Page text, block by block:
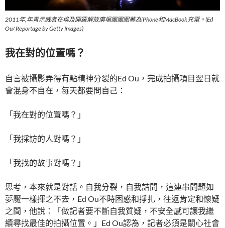
2011年,年青示威者在埃及開羅解放廣場團團圍著為iPhone和MacBook充電。(Ed
Ou/ Reportage by Getty Images)
我在對的位置嗎？
自言被攝影弄得有點精神分裂的Ed Ou，完成拍攝項目翌日就
會混身不自在，每天都要問自己：
「我在對的位置嗎？」
「我採訪的人對嗎？」
「我找的故事對嗎？」
思考，本來就是對話。自我分裂，自我詰問，這連串問題如
夢魘一樣揮之不去，Ed Ou不時困惑和掙扎，往返肯定和懷疑
之間，他說：「做記者要不斷自我質疑，不安全感可讓我繼
續尋找最佳的拍攝位置。」Ed Ou認為，記者必須是關心社會